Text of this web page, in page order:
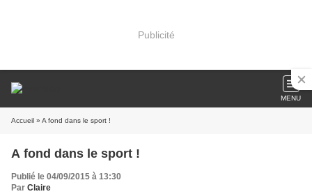
Publicité
MENU
Accueil » A fond dans le sport !
A fond dans le sport !
Publié le 04/09/2015 à 13:30
Par Claire